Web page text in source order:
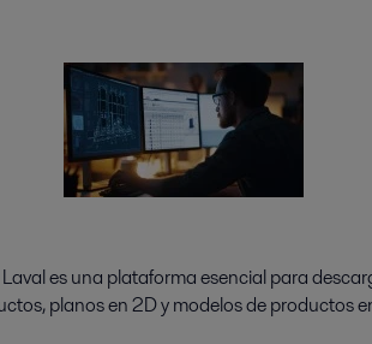
es una plataforma esencial para
planos en 2D y modelos de productos